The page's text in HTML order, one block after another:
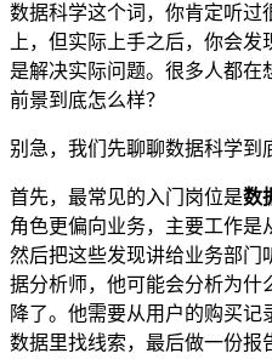
数据科学这个词，你肯定听过
上，但实际上手之后，你会
是解决实际问题。很多人都在
前景到底怎么样？
别急，我们先聊聊数据科学到
首先，最常见的入门岗位是数
角色更偏向业务，主要工作是
然后把这些发现讲给业务部门
据分析师，他可能会分析为什
降了。他需要从用户的购买
数据里找线索，最后做一份报